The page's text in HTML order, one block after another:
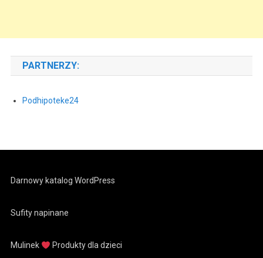
PARTNERZY:
Podhipoteke24
Darnowy katalog WordPress
Sufity napinane
Mulinek Produkty dla dzieci